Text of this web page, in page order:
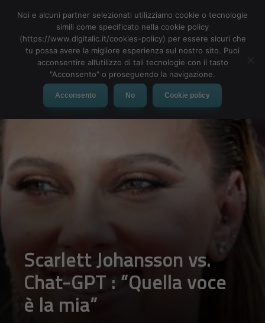
MENU
Scarlett Johansson vs.
Chat-GPT : “Quella voce
è la mia”
Noi e alcuni partner selezionati utilizziamo cookie o tecnologie
simili come specificato nella cookie policy
(https://www.digitalic.it/cookies-policy) per essere sicuri che
tu possa avere la migliore esperienza sul nostro sito. Puoi
acconsentire all’utilizzo di tali tecnologie con il tasto
"Acconsento" o proseguendo la navigazione.
Acconsento No Cookie policy